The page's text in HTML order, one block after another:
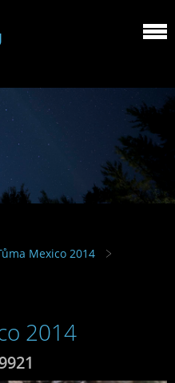
Mexico 2014
2014